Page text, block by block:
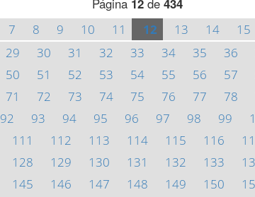
Página 12 de 434
7 8 9 10 11 12 13 14 15
29 30 31 32 33 34 35 36
50 51 52 53 54 55 56 57
71 72 73 74 75 76 77 78
92 93 94 95 96 97 98 99
111 112 113 114 115 116
128 129 130 131 132 133
145 146 147 148 149 150